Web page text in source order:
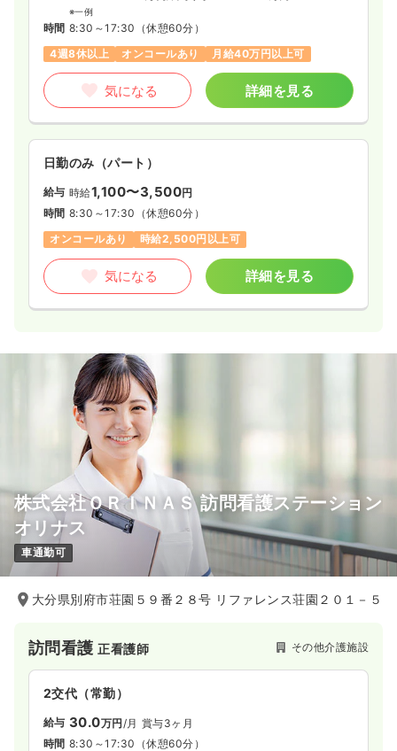
※一例
時間 8:30～17:30 （休憩60分）
4週8休以上
オンコールあり 月給40万円以上可
気になる 詳細を見る
日勤のみ（パート）
給与 時給1,100〜3,500円
時間 8:30～17:30 （休憩60分）
オンコールあり
時給2,500円以上可
気になる 詳細を見る
株式会社ＯＲＩＮＡＳ 訪問看護ステーション
オリナス
車通勤可
大分県別府市荘園５９番２８号 リファレンス荘園２０１－５
訪問看護正看護師 その他介護施設
2交代（常勤）
給与 30.0万円 /月 賞与3ヶ月
時間 8:30～17:30 （休憩60分）